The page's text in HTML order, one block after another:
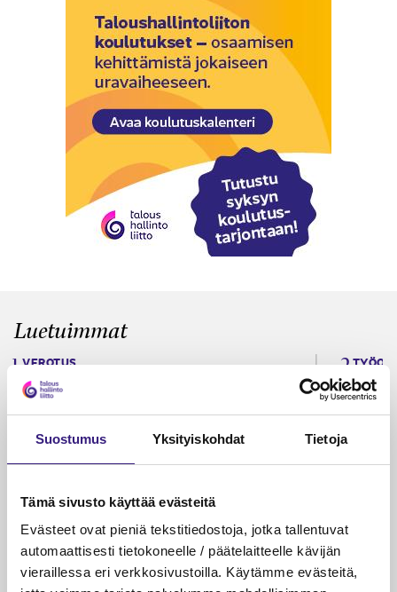
Suostumus Yksityiskohdat Tietoja
Tämä sivusto käyttää evästeitä
Evästeet ovat pieniä tekstitiedostoja, jotka tallentuvat
automaattisesti tietokoneelle / päätelaitteelle kävijän
vieraillessa eri verkkosivustoilla. Käytämme evästeitä,
Luetuimmat
VEROTUS
Kulu­veloitukset arvon­lisä­
verotuksessa – omien kulujen
veloitus, kulujen edelleen­
veloitus ja läpi­laskutus
15.5.2023 10 min